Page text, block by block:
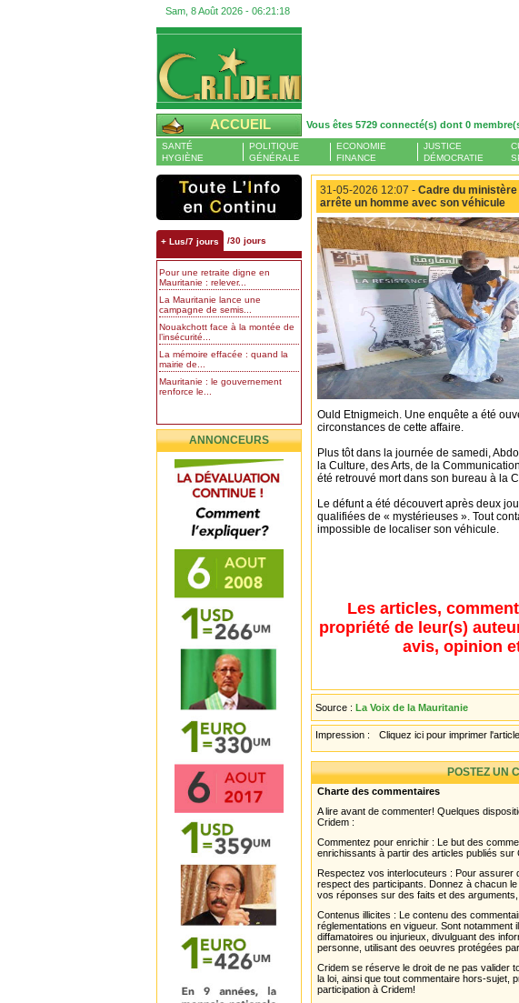
Sam, 8 Août 2026 - 06:21:19
ACCUEIL Vous êtes 5729 connecté(s) dont 0
SANTÉ
HYGIÈNE
POLITIQUE
GÉNÉRALE
ECONOMIE
FINANCE
JUSTICE
DÉMOCRATIE
+ Lus/7 jours /30 jours
Pour une retraite digne en
Mauritanie : relever...
La Mauritanie lance une
campagne de semis...
Nouakchott face à la montée de
l’insécurité...
La mémoire effacée : quand la
mairie de...
Mauritanie : le gouvernement
renforce le...
ANNONCEURS
31-05-2026 12:07 - Cadre du
arrête un homme avec son véhicule
Ould Etnigmeich. Une enquête a été
circonstances de cette affaire.
Plus tôt dans la journée de samedi,
la Culture, des Arts, de la
été retrouvé mort dans son bureau à la
Le défunt a été découvert après deux
qualifiées de « mystérieuses ». Tout
impossible de localiser son véhicule.
Les articles,
propriété de leur(s)
avis, opinion
Source : La Voix de la Mauritanie
Impression : Cliquez ici pour imprimer l'article
POSTEZ UN
Charte des commentaires
A lire avant de commenter! Quelques
Cridem :
Commentez pour enrichir : Le but des
enrichissants à partir des articles publiés sur
Respectez vos interlocuteurs : Pour assurer
respect des participants. Donnez à chacun
vos réponses sur des faits et des
Contenus illicites : Le contenu des
réglementations en vigueur. Sont notamment
diffamatoires ou injurieux, divulguant des
personne, utilisant des oeuvres protégées
Cridem se réserve le droit de ne pas valider
la loi, ainsi que tout commentaire hors-sujet,
participation à Cridem!